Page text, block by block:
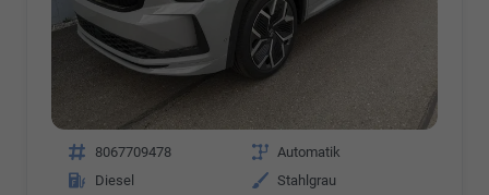
Fahrzeugnr. 8067709478 Getriebe Automatik
Kraftstoff
Diesel Außenfarbe Stahlgrau